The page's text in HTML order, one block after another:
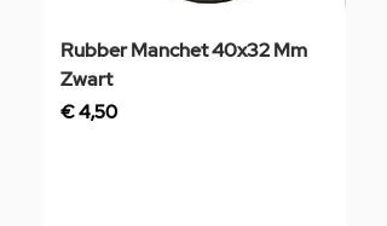
Rubber Manchet 40x32 Mm
Zwart
Prijs
€ 4,50